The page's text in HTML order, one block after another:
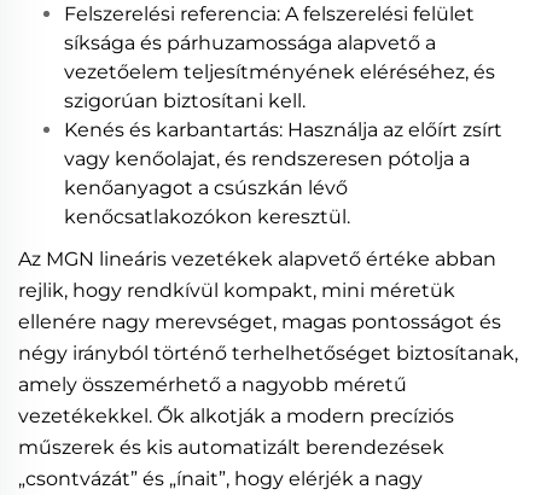
Felszerelési referencia: A felszerelési felület
síksága és párhuzamossága alapvető a
vezetőelem teljesítményének eléréséhez, és
szigorúan biztosítani kell.
Kenés és karbantartás: Használja az előírt zsírt
vagy kenőolajat, és rendszeresen pótolja a
kenőanyagot a csúszkán lévő
kenőcsatlakozókon keresztül.
Az MGN lineáris vezetékek alapvető értéke abban
rejlik, hogy rendkívül kompakt, mini méretük
ellenére nagy merevséget, magas pontosságot és
négy irányból történő terhelhetőséget biztosítanak,
amely összemérhető a nagyobb méretű
vezetékekkel. Ők alkotják a modern precíziós
műszerek és kis automatizált berendezések
„csontvázát” és „ínait”, hogy elérjék a nagy